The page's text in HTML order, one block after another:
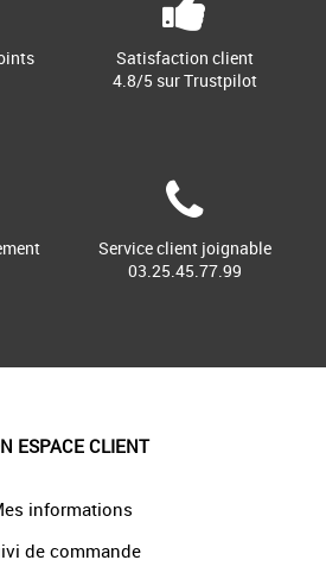
Satisfaction client
4.8/5 sur Trustpilot
Service client joignable
03.25.45.77.99
ESPACE CLIENT
informations
de commande